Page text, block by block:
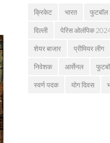
क्रिकेट भारत फुटबॉल
दिल्ली पेरिस ओलंपिक
शेयर बाजार प्रीमियर लीग
निवेशक आर्सेनल
स्वर्ण पदक योग दिवस